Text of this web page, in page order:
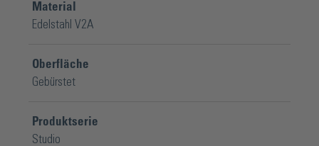
Material
Edelstahl V2A
Oberfläche
Gebürstet
Produktserie
Studio